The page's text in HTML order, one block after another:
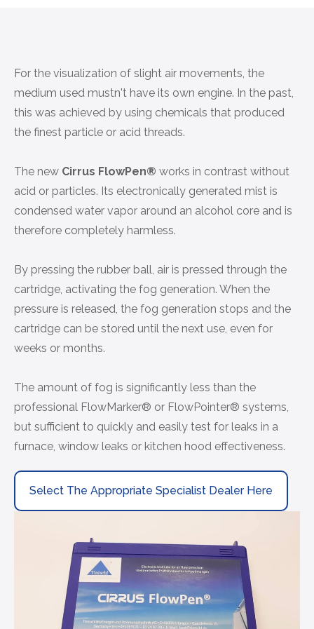
For the visualization of slight air movements, the
medium used mustn't have its own engine. In the past,
this was achieved by using chemicals that produced
the finest particle or acid threads.
The new Cirrus FlowPen® works in contrast without
acid or particles. Its electronically generated mist is
condensed water vapor around an alcohol core and is
therefore completely harmless.
By pressing the rubber ball, air is pressed through the
cartridge, activating the fog generation. When the
pressure is released, the fog generation stops and the
cartridge can be stored until the next use, even for
weeks or months.
The amount of fog is significantly less than the
professional FlowMarker® or FlowPointer® systems,
but sufficient to quickly and easily test for leaks in a
furnace, window leaks or kitchen hood effectiveness.
Select The Appropriate Specialist Dealer Here